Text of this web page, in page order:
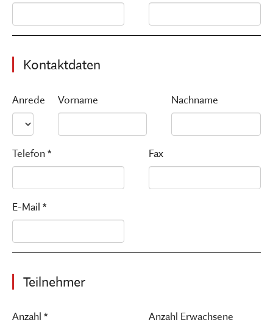
Kontaktdaten
Anrede Vorname Nachname
Telefon * Fax
E-Mail *
Teilnehmer
Anzahl * Anzahl Erwachsene